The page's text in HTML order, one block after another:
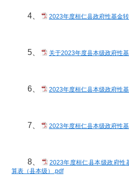
4、 2023年度桓仁县政府性基金
5、 关于2023年度县本级政府性
6、 2023年度桓仁县本级政府性
7、 2023年度桓仁县本级政府性
8、
2023年度桓仁县本级政府性
算表（县本级）.pdf